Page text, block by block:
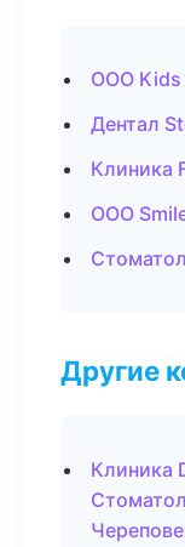
ООО
Дентал
Клиника
ООО
Другие
Клиника